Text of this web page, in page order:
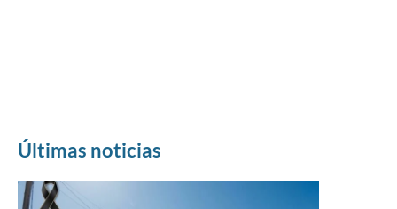
Últimas noticias